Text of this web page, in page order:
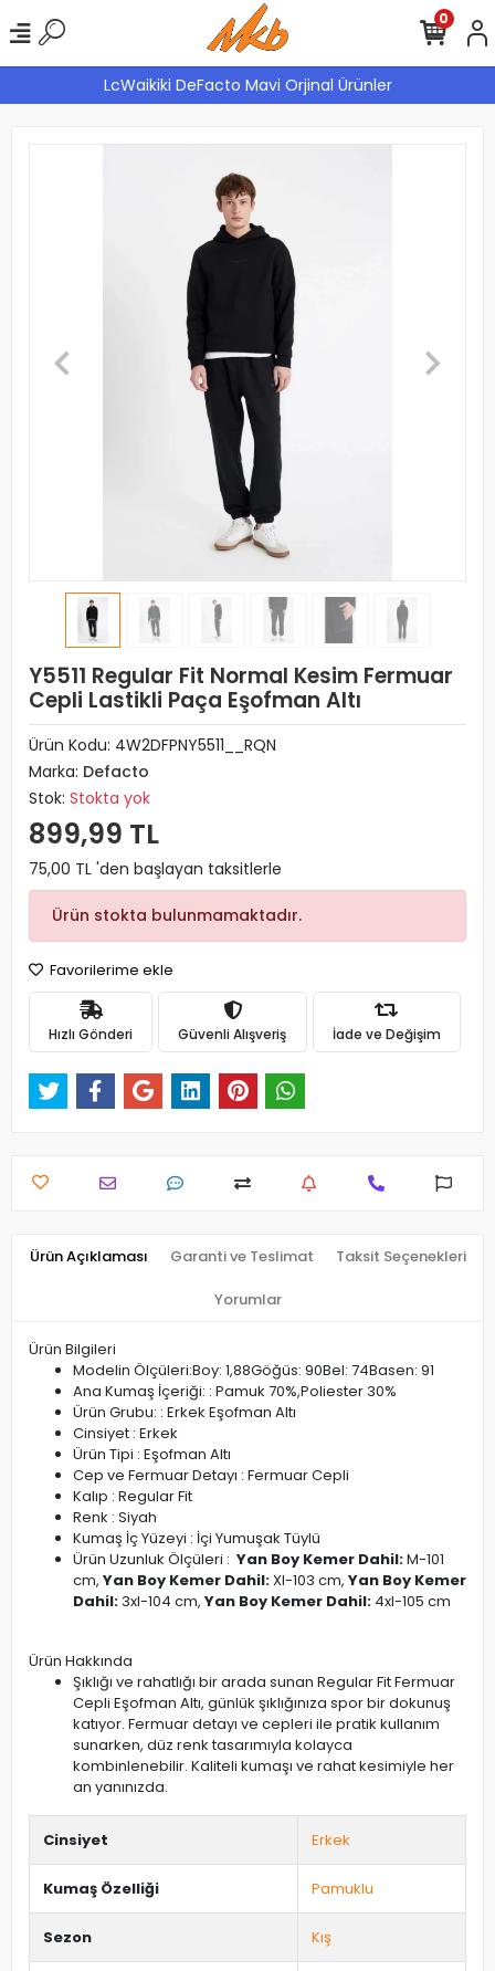
LcWaikiki DeFacto Mavi Orjinal Ürünler
0
Y5511 Regular Fit Normal Kesim Fermuar
Cepli Lastikli Paça Eşofman Altı
Ürün Kodu: 4W2DFPNY5511__RQN
Marka: Defacto
Stok: Stokta yok
899,99 TL
75,00 TL 'den başlayan taksitlerle
Ürün stokta bulunmamaktadır.
Favorilerime ekle
Hızlı Gönderi Güvenli Alışveriş İade ve Değişim
Ürün Açıklaması Garanti ve Teslimat Taksit Seçenekleri
Yorumlar
Ürün Bilgileri
Modelin Ölçüleri:Boy: 1,88Göğüs: 90Bel: 74Basen: 91
Ana Kumaş İçeriği: : Pamuk 70%,Poliester 30%
Ürün Grubu: : Erkek Eşofman Altı
Cinsiyet : Erkek
Ürün Tipi : Eşofman Altı
Cep ve Fermuar Detayı : Fermuar Cepli
Kalıp : Regular Fit
Renk : Siyah
Kumaş İç Yüzeyi : İçi Yumuşak Tüylü
Ürün Uzunluk Ölçüleri : Yan Boy Kemer Dahil:M-101
cm, Yan Boy Kemer Dahil:Xl-103 cm, Yan Boy Kemer
Dahil:3xl-104 cm, Yan Boy Kemer Dahil: 4xl-105 cm
Ürün Hakkında
Şıklığı ve rahatlığı bir arada sunan Regular Fit Fermuar
Cepli Eşofman Altı, günlük şıklığınıza spor bir dokunuş
katıyor. Fermuar detayı ve cepleri ile pratik kullanım
sunarken, düz renk tasarımıyla kolayca
kombinlenebilir. Kaliteli kumaşı ve rahat kesimiyle her
an yanınızda.
Cinsiyet Erkek
Kumaş Özelliği Pamuklu
Sezon Kış